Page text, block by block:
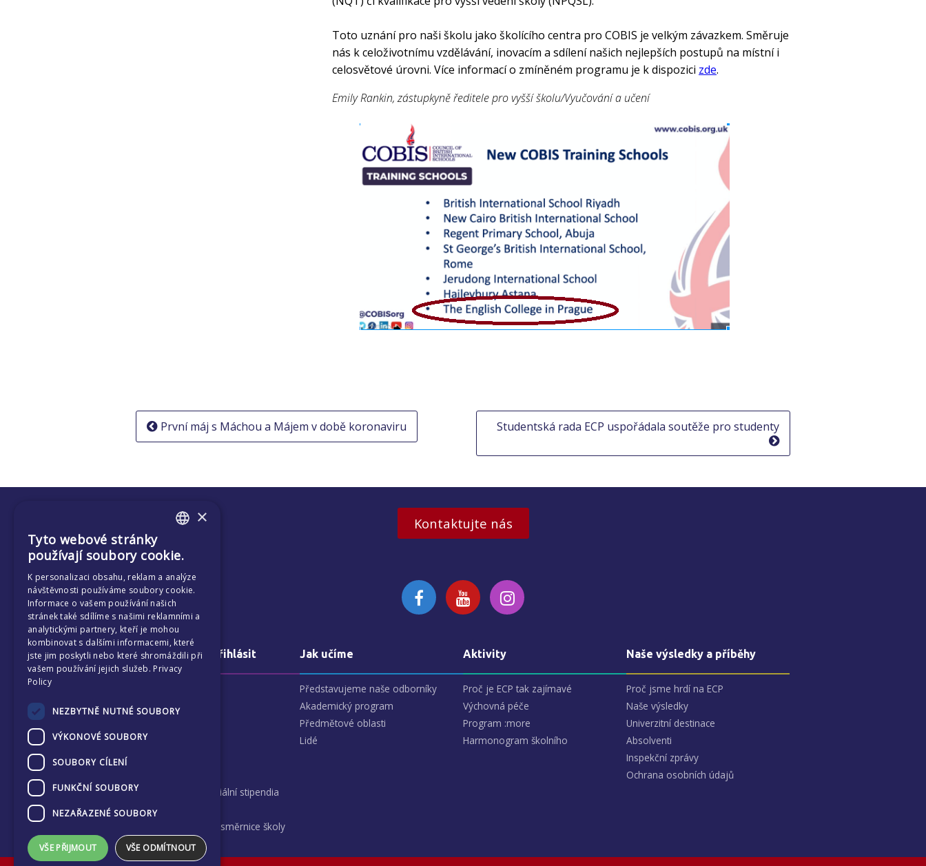
Toto uznání pro naši školu jako školícího centra pro COBIS je velkým závazkem. Směruje
nás k celoživotnímu vzdělávání, inovacím a sdílení našich nejlepších postupů na místní i
celosvětové úrovni. Více informací o zmíněném programu je k dispozici zde.
Emily Rankin, zástupkyně ředitele pro vyšší školu/Vyučování a učení
Navigace
První máj s Máchou a Májem v době koronaviru Studentská rada ECP uspořádala soutěže pro studenty
Kontaktujte nás
O nás a jak se přihlásit
Naši patroni
Názory rodičů
Prospěchová a sociální stipendia
Volná místa
Školní řád a vnitřní směrnice školy
Jak učíme
Představujeme naše odborníky
Akademický program
Předmětové oblasti
Lidé
Aktivity
Proč je ECP tak zajímavé
Výchovná péče
Program :more
Harmonogram školního
Naše výsledky a příběhy
Proč jsme hrdí na ECP
Naše výsledky
Univerzitní destinace
Absolventi
Inspekční zprávy
Ochrana osobních údajů
×
Tyto webové stránky
používají soubory cookie.
K personalizaci obsahu, reklam a analýze
návštěvnosti používáme soubory cookie.
Informace o vašem používání našich
stránek také sdílíme s našimi reklamními a
analytickými partnery, kteří je mohou
kombinovat s dalšími informacemi, které
jste jim poskytli nebo které shromáždili při
vašem používání jejich služeb. Privacy
Policy
NEZBYTNĚ NUTNÉ SOUBORY
VÝKONOVÉ SOUBORY
SOUBORY CÍLENÍ
FUNKČNÍ SOUBORY
NEZAŘAZENÉ SOUBORY
VŠE PŘIJMOUT VŠE ODMÍTNOUT